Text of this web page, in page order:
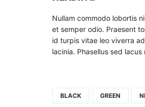
Nullam commodo lobortis
et semper odio. Praesent
id turpis vitae leo viverra
lacinia. Phasellus sed lacus
BLACK GREEN